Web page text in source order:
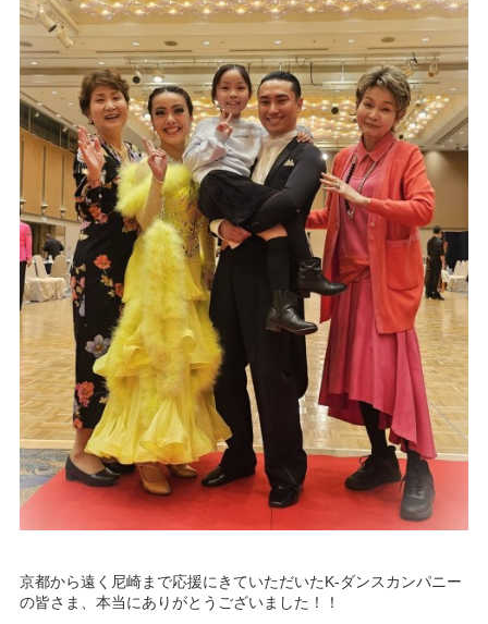
京都から遠く尼崎まで応援にきていただいたK-ダンスカンパニー
の皆さま、本当にありがとうございました！！